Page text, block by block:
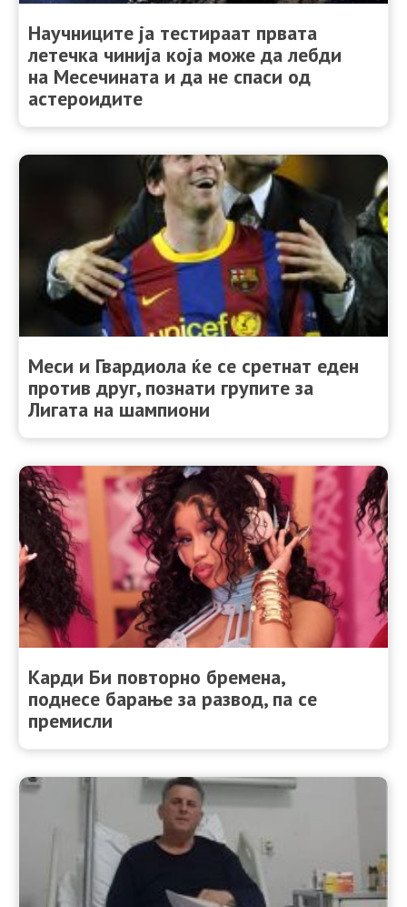
Научниците ја тестираат првата
летечка чинија која може да лебди
на Месечината и да не спаси од
астероидите
Меси и Гвардиола ќе се сретнат еден
против друг, познати групите за
Лигата на шампиони
Карди Би повторно бремена,
поднесе барање за развод, па се
премисли